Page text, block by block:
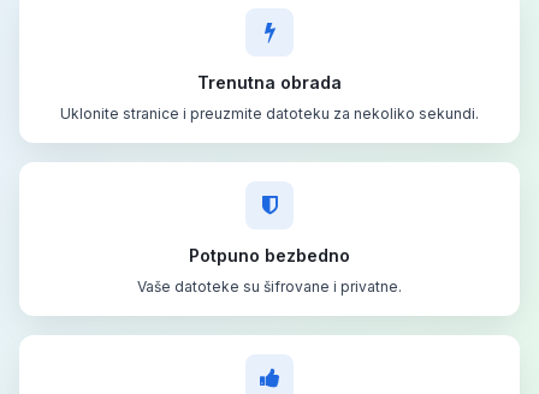
Trenutna obrada
Uklonite stranice i preuzmite datoteku za nekoliko sekundi.
Potpuno bezbedno
Vaše datoteke su šifrovane i privatne.